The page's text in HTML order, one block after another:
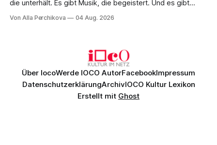
die unterhält. Es gibt Musik, die begeistert. Und es gibt
Genau so war der Abend im Kurhaus Wiesbaden, an dem
Von Alla Perchikova 04 Aug. 2026
Über IocoWerde IOCO AutorFacebookImpressum
DatenschutzerklärungArchivIOCO Kultur Lexikon
Erstellt mit Ghost